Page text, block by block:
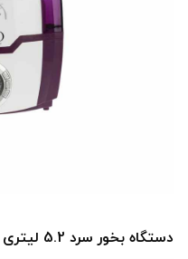
دستگاه بخور سرد 5.2 لیتری وی مد V MED مدل VM360